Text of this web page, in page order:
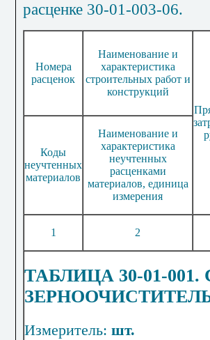
расценке 30-01-003-06.
Номера
расценок
Наименование и
характеристика
строительных работ и
конструкций
Коды
неучтенных
материалов
Наименование и
характеристика
неучтенных
расценками
материалов, единица
измерения
1 2
ТАБЛИЦА 30-01-
Измеритель: шт.